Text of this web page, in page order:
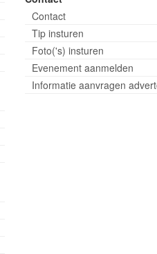
Contact
Tip insturen
Foto('s) insturen
Evenement aanmelden
Informatie aanvragen